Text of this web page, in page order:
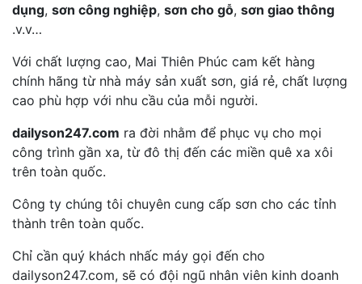
dụng, sơn công nghiệp, sơn cho gỗ, sơn giao thông
.v.v…
Với chất lượng cao, Mai Thiên Phúc cam kết hàng
chính hãng từ nhà máy sản xuất sơn, giá rẻ, chất lượng
cao phù hợp với nhu cầu của mỗi người.
dailyson247.com ra đời nhằm để phục vụ cho mọi
công trình gần xa, từ đô thị đến các miền quê xa xôi
trên toàn quốc.
Công ty chúng tôi chuyên cung cấp sơn cho các tỉnh
thành trên toàn quốc.
Chỉ cần quý khách nhấc máy gọi đến cho
dailyson247.com, sẽ có đội ngũ nhân viên kinh doanh